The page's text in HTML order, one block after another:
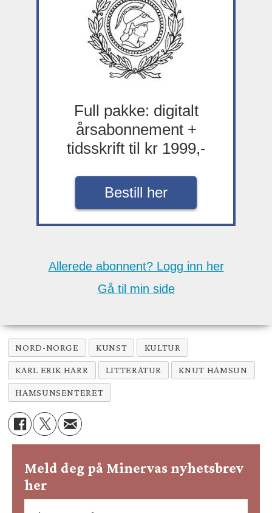
Full pakke: digitalt
årsabonnement +
tidsskrift til kr 1999,-
Bestill her
Allerede abonnent? Logg inn her
Gå til min side
NORD-NORGE KUNST KULTUR
KARL ERIK HARR LITTERATUR KNUT HAMSUN
HAMSUNSENTERET
Meld deg på Minervas nyhetsbrev
her